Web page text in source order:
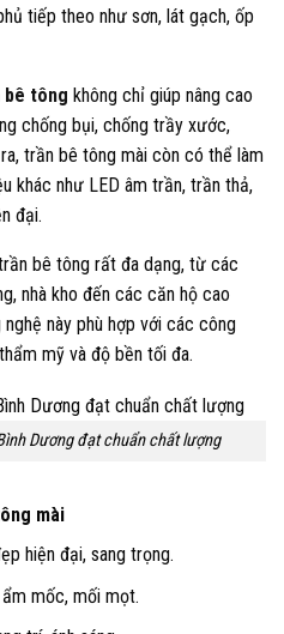
tiếp theo như sơn, lát gạch, ốp
bê tông không chỉ giúp nâng cao
chống bụi, chống trầy xước,
trần bê tông mài còn có thể làm
khác như LED âm trần, trần thả,
đại.
bê tông rất đa dạng, từ các
nhà kho đến các căn hộ cao
này phù hợp với các công
mỹ và độ bền tối đa.
Dương đạt chuẩn chất lượng
mài
hiện đại, sang trọng.
mốc, mối mọt.